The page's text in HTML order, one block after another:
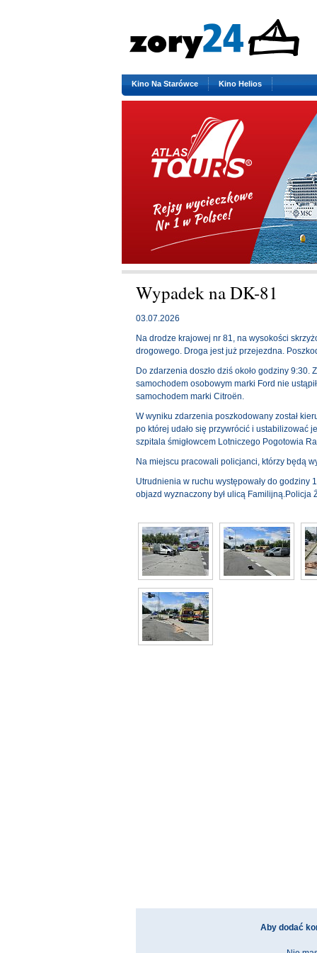
Kino Na Starówce Kino Helios
Wypadek na DK-81
03.07.2026
Na drodze krajowej nr 81, na wysokości
drogowego. Droga jest już przejezdna.
Do zdarzenia doszło dziś około godziny
samochodem osobowym marki Ford nie
samochodem marki Citroën.
W wyniku zdarzenia poszkodowany został
po której udało się przywrócić i ustabilizować
szpitala śmigłowcem Lotniczego Pogotowia
Na miejscu pracowali policjanci, którzy będą
Utrudnienia w ruchu występowały do godziny
objazd wyznaczony był ulicą Familijną.Policja
Aby dodać